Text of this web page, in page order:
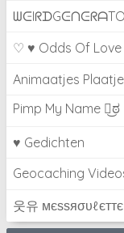
♡ ♥ Odds Of
Animaatjes
Pimp My Name ಠ͜ಠ
♥ Gedichten
Geocaching
웃유 мєѕѕяσυℓєттє